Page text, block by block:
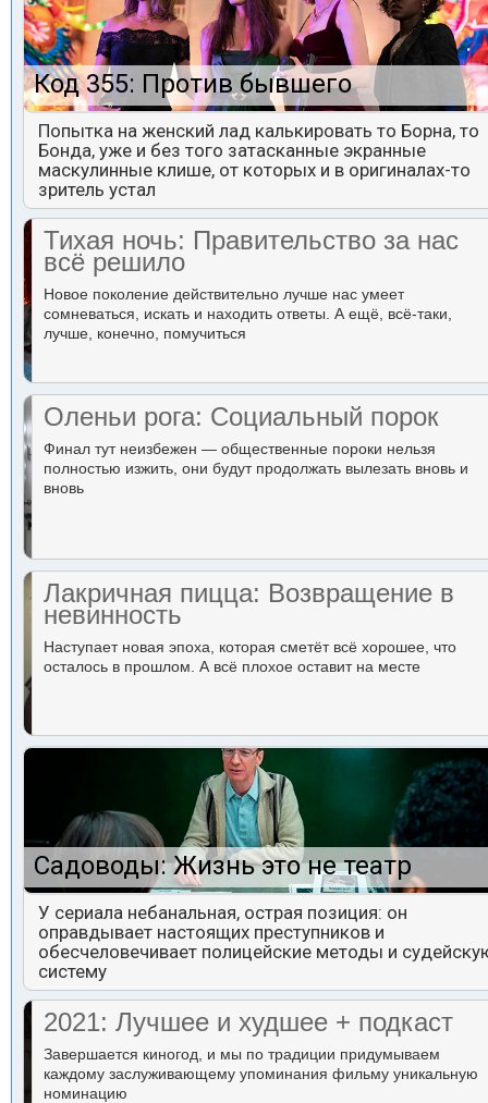
Код 355: Против бывшего
Попытка на женский лад калькировать то Борна, то
Бонда, уже и без того затасканные экранные
маскулинные клише, от которых и в оригиналах-то
зритель устал
Тихая ночь: Правительство за нас
всё решило
Новое поколение действительно лучше нас умеет
сомневаться, искать и находить ответы. А ещё, всё-таки,
лучше, конечно, помучиться
Оленьи рога: Социальный порок
Финал тут неизбежен — общественные пороки нельзя
полностью изжить, они будут продолжать вылезать вновь и
вновь
Лакричная пицца: Возвращение в
невинность
Наступает новая эпоха, которая сметёт всё хорошее, что
осталось в прошлом. А всё плохое оставит на месте
Садоводы: Жизнь это не театр
У сериала небанальная, острая позиция: он
оправдывает настоящих преступников и
обесчеловечивает полицейские методы и
систему
2021: Лучшее и худшее + подкаст
Завершается киногод, и мы по традиции придумываем
каждому заслуживающему упоминания фильму уникальную
номинацию